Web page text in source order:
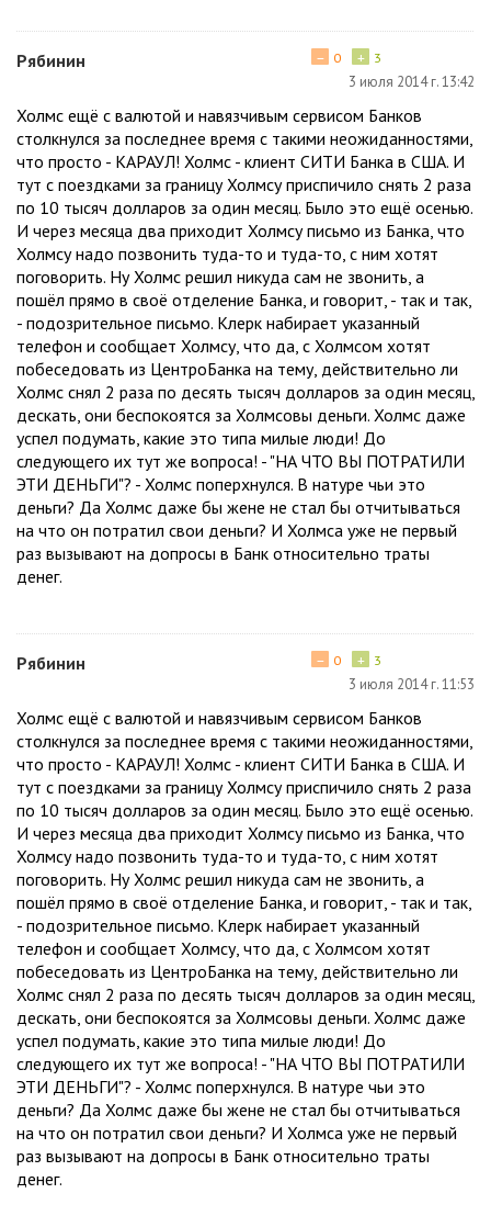
Рябинин + 3
− 0
3 июля 2014 г. 13:42
Холмс ещё с валютой и навязчивым сервисом Банков
столкнулся за последнее время с такими неожиданностями,
что просто - КАРАУЛ! Холмс - клиент СИТИ Банка в США. И
тут с поездками за границу Холмсу приспичило снять 2 раза
по 10 тысяч долларов за один месяц. Было это ещё осенью.
И через месяца два приходит Холмсу письмо из Банка, что
Холмсу надо позвонить туда-то и туда-то, с ним хотят
поговорить. Ну Холмс решил никуда сам не звонить, а
пошёл прямо в своё отделение Банка, и говорит, - так и так,
- подозрительное письмо. Клерк набирает указанный
телефон и сообщает Холмсу, что да, с Холмсом хотят
побеседовать из ЦентроБанка на тему, действительно ли
Холмс снял 2 раза по десять тысяч долларов за один месяц,
дескать, они беспокоятся за Холмсовы деньги. Холмс даже
успел подумать, какие это типа милые люди! До
следующего их тут же вопроса! - "НА ЧТО ВЫ ПОТРАТИЛИ
ЭТИ ДЕНЬГИ"? - Холмс поперхнулся. В натуре чьи это
деньги? Да Холмс даже бы жене не стал бы отчитываться
на что он потратил свои деньги? И Холмса уже не первый
раз вызывают на допросы в Банк относительно траты
денег.
Рябинин + 3
− 0
3 июля 2014 г. 11:53
Холмс ещё с валютой и навязчивым сервисом Банков
столкнулся за последнее время с такими неожиданностями,
что просто - КАРАУЛ! Холмс - клиент СИТИ Банка в США. И
тут с поездками за границу Холмсу приспичило снять 2 раза
по 10 тысяч долларов за один месяц. Было это ещё осенью.
И через месяца два приходит Холмсу письмо из Банка, что
Холмсу надо позвонить туда-то и туда-то, с ним хотят
поговорить. Ну Холмс решил никуда сам не звонить, а
пошёл прямо в своё отделение Банка, и говорит, - так и так,
- подозрительное письмо. Клерк набирает указанный
телефон и сообщает Холмсу, что да, с Холмсом хотят
побеседовать из ЦентроБанка на тему, действительно ли
Холмс снял 2 раза по десять тысяч долларов за один месяц,
дескать, они беспокоятся за Холмсовы деньги. Холмс даже
успел подумать, какие это типа милые люди! До
следующего их тут же вопроса! - "НА ЧТО ВЫ ПОТРАТИЛИ
ЭТИ ДЕНЬГИ"? - Холмс поперхнулся. В натуре чьи это
деньги? Да Холмс даже бы жене не стал бы отчитываться
на что он потратил свои деньги? И Холмса уже не первый
раз вызывают на допросы в Банк относительно траты
денег.